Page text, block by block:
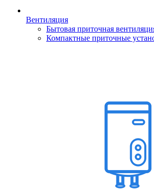
Вентиляция
Бытовая приточная
Компактные приточные